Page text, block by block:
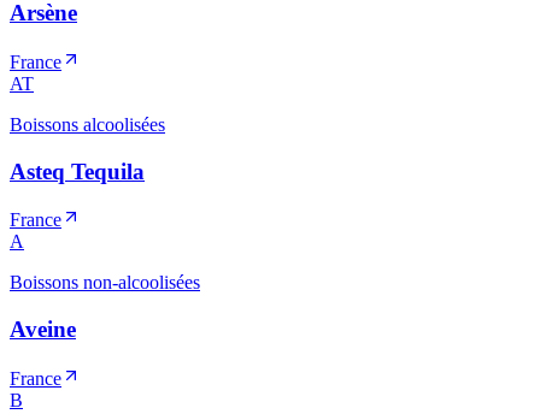
Arsène
France
AT
Boissons alcoolisées
Asteq Tequila
France
A
Boissons non-alcoolisées
Aveine
France
B